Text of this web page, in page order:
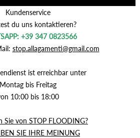
Kundenservice
du uns kontaktieren?
+39 347 0823566
stop.allagamenti@gmail.com
ist erreichbar unter
Montag bis Freitag
10:00 bis 18:00
Sie von STOP FLOODING?
SIE IHRE MEINUNG